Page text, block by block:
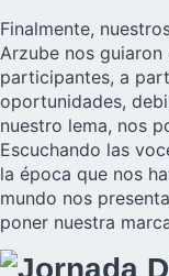
Finalmente,
Arzube nos
participantes, a
oportunidades,
nuestro lema, nos
Escuchando las
la época que nos
mundo nos
poner nuestra